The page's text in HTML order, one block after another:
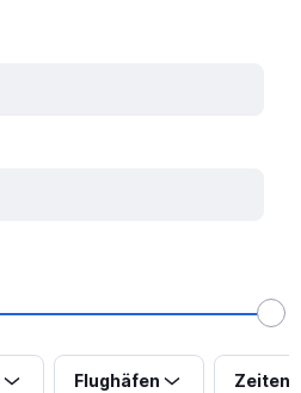
Flughäfen Zeiten